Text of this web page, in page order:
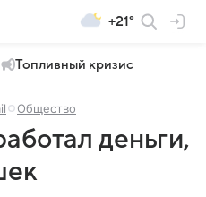
+21°
Топливный кризис
Общество
деньги,